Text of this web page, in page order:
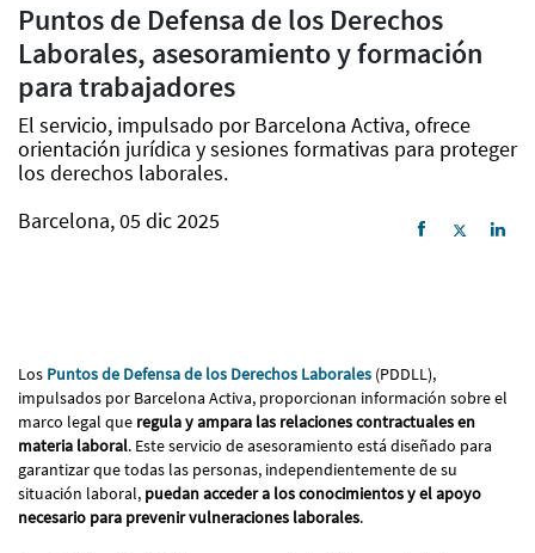
Puntos de Defensa de los Derechos
Laborales, asesoramiento y formación
para trabajadores
El servicio, impulsado por Barcelona Activa, ofrece
orientación jurídica y sesiones formativas para proteger
los derechos laborales.
Barcelona, 05 dic 2025
Los Puntos de Defensa de los Derechos Laborales (PDDLL),
impulsados por Barcelona Activa, proporcionan información sobre el
marco legal que regula y ampara las relaciones contractuales en
materia laboral. Este servicio de asesoramiento está diseñado para
garantizar que todas las personas, independientemente de su
situación laboral, puedan acceder a los conocimientos y el apoyo
necesario para prevenir vulneraciones laborales.